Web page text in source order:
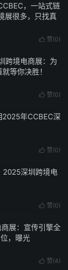
，一站式链
展很多，只找真
 赞(0)
跨境电商展：为
等你决胜！
 赞(0)
年CCBEC深
 赞(0)
2025深圳跨境电
 赞(0)
展：宣传引擎全
，曝光
 赞(4)